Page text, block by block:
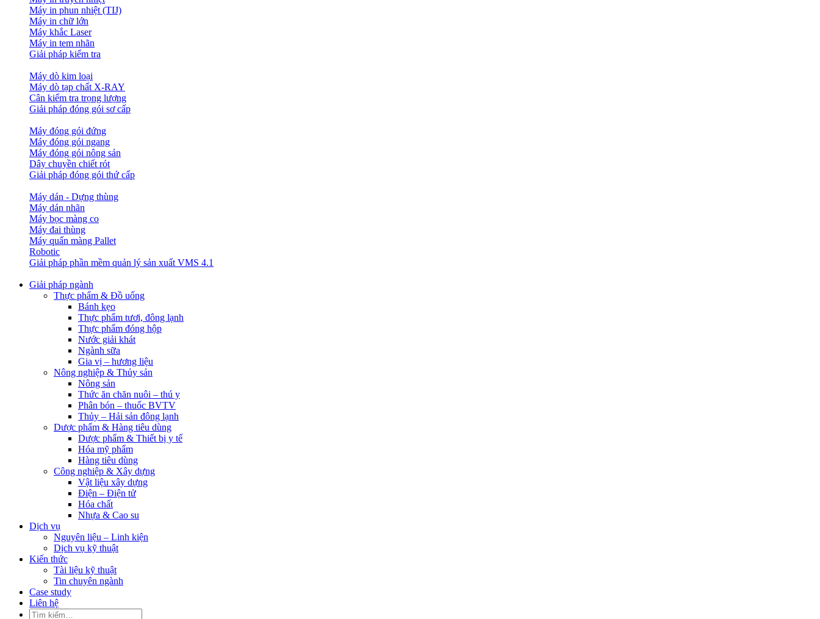
Máy in phun nhiệt (TIJ)
Máy in chữ lớn
Máy khắc Laser
Máy in tem nhãn
Giải pháp kiểm tra
Máy dò kim loại
Máy dò tạp chất X-RAY
Cân kiểm tra trọng lượng
Giải pháp đóng gói sơ cấp
Máy đóng gói đứng
Máy đóng gói ngang
Máy đóng gói nông sản
Dây chuyền chiết rót
Giải pháp đóng gói thứ cấp
Máy dán - Dựng thùng
Máy dán nhãn
Máy bọc màng co
Máy đai thùng
Máy quấn màng Pallet
Robotic
Giải pháp phần mềm quản lý sản xuất VMS 4.1
Giải pháp ngành
Thực phẩm & Đồ uống
Bánh kẹo
Thực phẩm tươi, đông lạnh
Thực phẩm đóng hộp
Nước giải khát
Ngành sữa
Gia vị – hương liệu
Nông nghiệp & Thủy sản
Nông sản
Thức ăn chăn nuôi – thú y
Phân bón – thuốc BVTV
Thủy – Hải sản đông lạnh
Dược phẩm & Hàng tiêu dùng
Dược phẩm & Thiết bị y tế
Hóa mỹ phẩm
Hàng tiêu dùng
Công nghiệp & Xây dựng
Vật liệu xây dựng
Điện – Điện tử
Hóa chất
Nhựa & Cao su
Dịch vụ
Nguyên liệu – Linh kiện
Dịch vụ kỹ thuật
Kiến thức
Tài liệu kỹ thuật
Tin chuyên ngành
Case study
Liên hệ
Tìm